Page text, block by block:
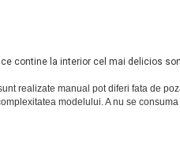
contine la interior cel mai delicios